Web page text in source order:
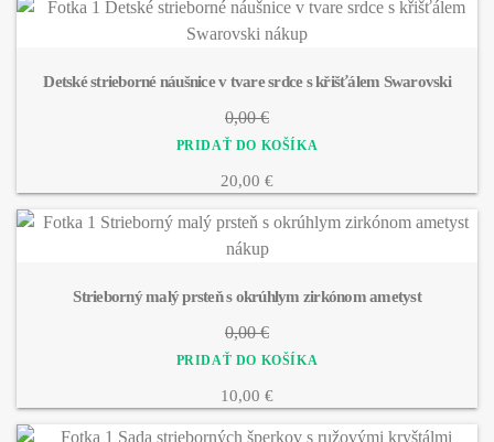
Detské strieborné náušnice v tvare srdce s křišťálem Swarovski
0,00 €
20,00 €
Strieborný malý prsteň s okrúhlym zirkónom ametyst
0,00 €
10,00 €